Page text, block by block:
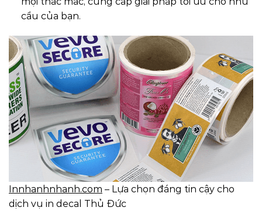
cầu của bạn.
Innhanhnhanh.com – Lựa chọn đáng tin cậy cho
dịch vụ in decal Thủ Đức